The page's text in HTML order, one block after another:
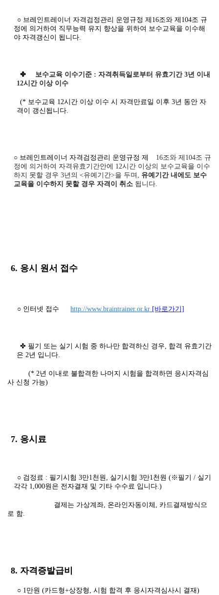
○ 브레인트레이너 자격검정관리 운영규정 제16조와 제104조 규
정에 의거하여 직무능력 유지 향상을 위하여 보수교육을 이수해
야 자격갱신이 됩니다.
✤
보수교육 이수기준 : 자격취득일로부터 유효기간 3년 이내
12시간 이상 이수
(* 보수교육 12시간 이상 이수 시 자격만료일 이후 3년 동안 자
격이 갱신됩니다.
○ 브레인트레이너 자격검정관리 운영규정 제 16조와 제 104조 규
정에 의거하여 자격유효기간안에 12시간 이상의 보수교육을 이수
하지 못할 경우3년의<유예기간>을 두며 , 유예기간 내에도 보수
교육을 이수하지 못할 경우 자격이 취소 됩니다.
6. 응시 원서 접수
○ 인터넷 접수 http://www.braintrainer.or.kr [바로가기]
✤ 필기 또는 실기 시험 중 하나만 합격하신 경우, 합격 유효기간
은 2년 입니다.
(* 2년 이내로 불합격한 나머지 시험을 합격하면 응시자격심
사 신청 가능)
7. 응시료
○ 검정료 : 필기시험 3만1천원, 실기시험 3만1천원 (※필기 / 실기
각각 1,000원은 전자결재 및 기타 수수료 입니다.)
결제는 가상계좌, 온라인자동이체, 카드결재방식으
로 함.
8. 자격증발급비
○ 1만원 (카드형+상장형, 시험 합격 후 응시자격심사시 결재)